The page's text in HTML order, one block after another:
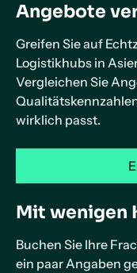
Angebote
Greifen Sie auf
Logistikhubs in
Vergleichen Sie
wirklich passt.
Mit wenigen
Buchen Sie Ihre
ein paar Angaben